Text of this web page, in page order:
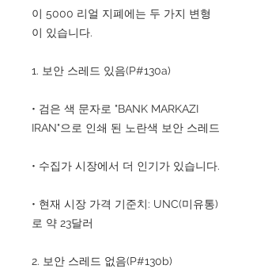
이 5000 리얼 지폐에는 두 가지 변형
이 있습니다.
1. 보안 스레드 있음(P#130a)
• 검은 색 문자로 "BANK MARKAZI
IRAN"으로 인쇄 된 노란색 보안 스레드
• 수집가 시장에서 더 인기가 있습니다.
• 현재 시장 가격 기준치: UNC(미유통)
로 약 23달러
2. 보안 스레드 없음(P#130b)